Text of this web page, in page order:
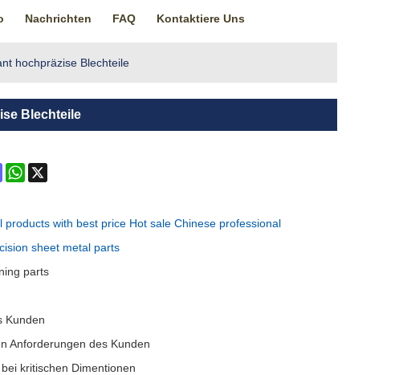
Nachrichten FAQ Kontaktiere Uns
hochpräzise Blechteile
Blechteile
MastodonWhatsApp
products with best price Hot sale Chinese professional
sheet metal parts
parts
Kunden
Anforderungen des Kunden
kritischen Dimentionen